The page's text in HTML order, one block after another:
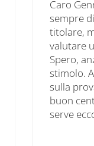
Caro
sempre
titolare,
valutare
Spero,
stimolo.
sulla
buon
serve